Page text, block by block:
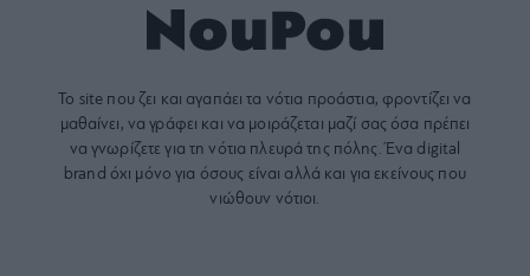
Το site που ζει και αγαπάει τα νότια προάστια, φροντίζει να
μαθαίνει, να γράφει και να μοιράζεται μαζί σας όσα πρέπει
να γνωρίζετε για τη νότια πλευρά της πόλης. Ένα digital
brand όχι μόνο για όσους είναι αλλά και για εκείνους που
νιώθουν νότιοι.